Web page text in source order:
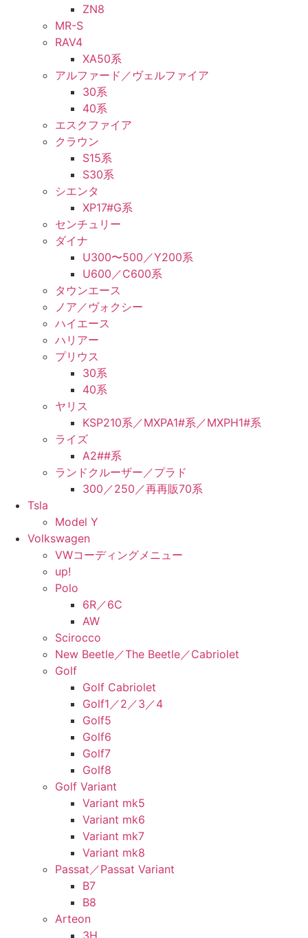
ZN8
MR-S
RAV4
XA50系
アルファード／ヴェルファイア
30系
40系
エスクファイア
クラウン
S15系
S30系
シエンタ
XP17#G系
センチュリー
ダイナ
U300〜500／Y200系
U600／C600系
タウンエース
ノア／ヴォクシー
ハイエース
ハリアー
プリウス
30系
40系
ヤリス
KSP210系／MXPA1#系／MXPH1#系
ライズ
A2##系
ランドクルーザー／プラド
300／250／再再販70系
Tsla
Model Y
Volkswagen
VWコーディングメニュー
up!
Polo
6R／6C
AW
Scirocco
New Beetle／The Beetle／Cabriolet
Golf
Golf Cabriolet
Golf1／2／3／4
Golf5
Golf6
Golf7
Golf8
Golf Variant
Variant mk5
Variant mk6
Variant mk7
Variant mk8
Passat／Passat Variant
B7
B8
Arteon
3H